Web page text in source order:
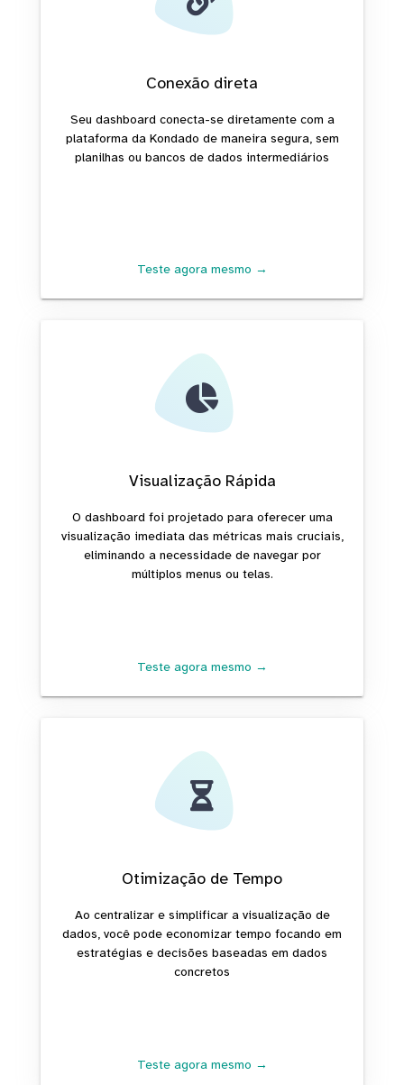
Conexão direta
Seu dashboard conecta-se diretamente com a
plataforma da Kondado de maneira segura, sem
planilhas ou bancos de dados intermediários
Teste agora mesmo →
Visualização Rápida
O dashboard foi projetado para oferecer uma
visualização imediata das métricas mais cruciais,
eliminando a necessidade de navegar por
múltiplos menus ou telas.
Teste agora mesmo →
Otimização de Tempo
Ao centralizar e simplificar a visualização de
dados, você pode economizar tempo focando em
estratégias e decisões baseadas em dados
concretos
Teste agora mesmo →